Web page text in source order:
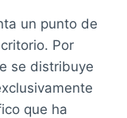
un punto de
Por
se distribuye
que ha